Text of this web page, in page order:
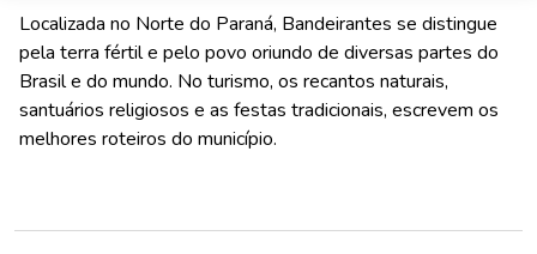
Localizada no Norte do Paraná, Bandeirantes se distingue
pela terra fértil e pelo povo oriundo de diversas partes do
Brasil e do mundo. No turismo, os recantos naturais,
santuários religiosos e as festas tradicionais, escrevem os
melhores roteiros do município.